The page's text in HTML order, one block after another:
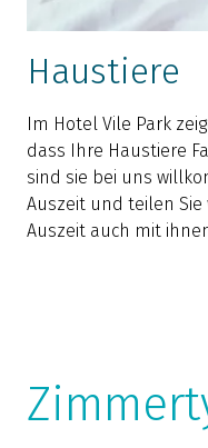
Haustiere
Im Hotel Vile Park
dass Ihre Haustiere
sind sie bei uns
Auszeit und teilen
Auszeit auch mit